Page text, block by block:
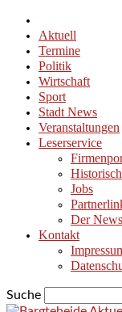
Aktuell
Termine
Politik
Wirtschaft
Sport
Stadt News
Veranstaltungen
Leserservice
Jobs
Der
Kontakt
Suche